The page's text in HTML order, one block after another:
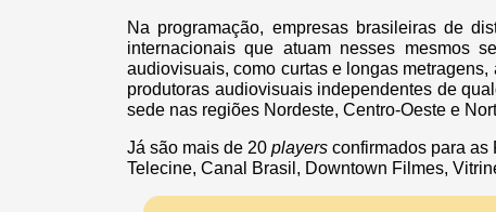
Na programação, empresas brasileiras de
internacionais que atuam nesses mesmos
audiovisuais, como curtas e longas
produtoras audiovisuais independentes de
sede nas regiões Nordeste, Centro-Oeste e
Já são mais de 20 players confirmados para as
Telecine, Canal Brasil, Downtown Filmes,